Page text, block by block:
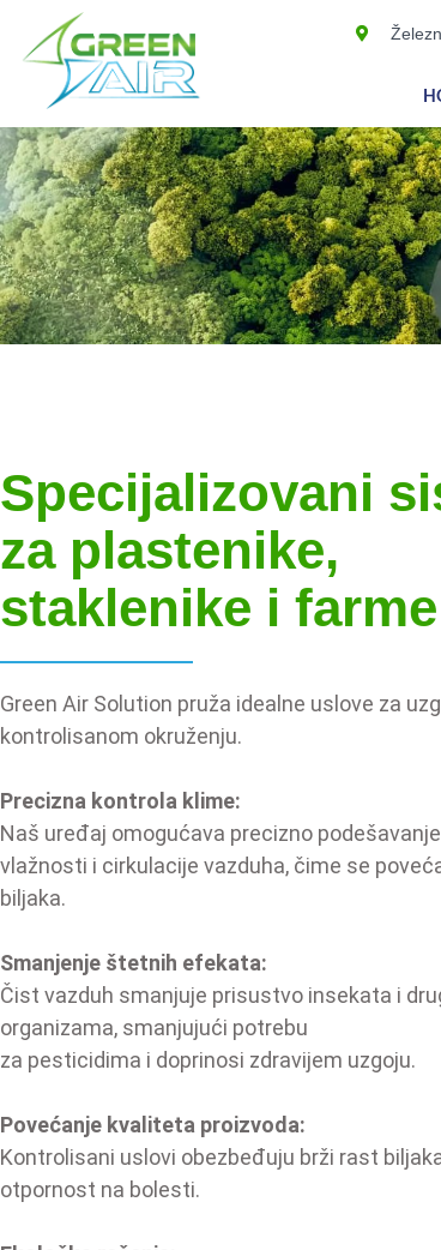
Specijalizovani
za plastenike,
staklenike i farme
Green Air Solution pruža idealne uslove za
kontrolisanom okruženju.
Precizna kontrola klime:
Naš uređaj omogućava precizno
vlažnosti i cirkulacije vazduha, čime se
biljaka.
Smanjenje štetnih efekata:
Čist vazduh smanjuje prisustvo insekata i
organizama, smanjujući potrebu
za pesticidima i doprinosi zdravijem uzgoju.
Povećanje kvaliteta proizvoda:
Kontrolisani uslovi obezbeđuju brži rast
otpornost na bolesti.